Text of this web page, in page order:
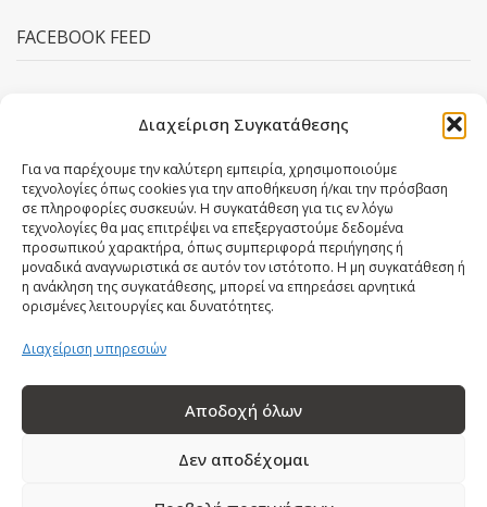
Διαχείριση Συγκατάθεσης
Για να παρέχουμε την καλύτερη εμπειρία, χρησιμοποιούμε
τεχνολογίες όπως cookies για την αποθήκευση ή/και την πρόσβαση
σε πληροφορίες συσκευών. Η συγκατάθεση για τις εν λόγω
τεχνολογίες θα μας επιτρέψει να επεξεργαστούμε δεδομένα
προσωπικού χαρακτήρα, όπως συμπεριφορά περιήγησης ή
μοναδικά αναγνωριστικά σε αυτόν τον ιστότοπο. Η μη συγκατάθεση ή
η ανάκληση της συγκατάθεσης, μπορεί να επηρεάσει αρνητικά
ορισμένες λειτουργίες και δυνατότητες.
Διαχείριση υπηρεσιών
Αποδοχή όλων
Δεν αποδέχομαι
FACEBOOK FEED
© 2026 Dr. Απόστολος Αποστολίκας, All Rights Reserved | Powered